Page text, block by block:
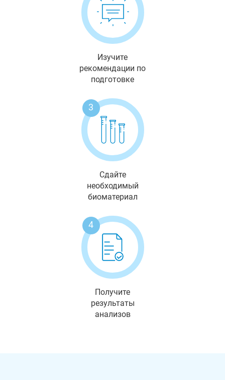
Изучите
рекомендации по
подготовке
3
Сдайте
необходимый
биоматериал
4
Получите
результаты
анализов